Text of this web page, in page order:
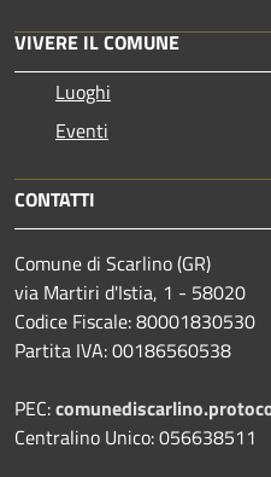
VIVERE IL COMUNE
Luoghi
Eventi
CONTATTI
Comune di Scarlino (GR)
via Martiri d'Istia, 1 - 58020
Codice Fiscale: 80001830530
Partita IVA: 00186560538
PEC:
Centralino Unico: 056638511